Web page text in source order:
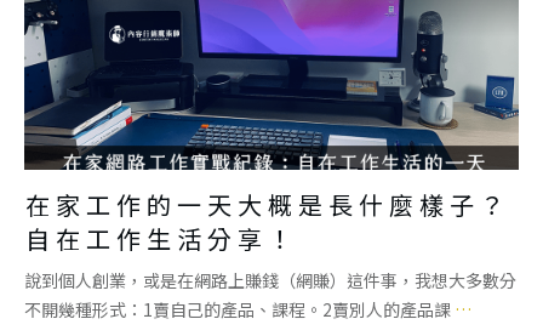
在家工作的一天大概是長什麼樣子？
自在工作生活分享！
說到個人創業，或是在網路上賺錢（網賺）這件事，我想大多數分
不開幾種形式：1賣自己的產品、課程。2賣別人的產品課 …